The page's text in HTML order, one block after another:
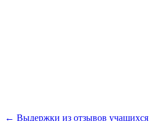
← Выдержки из отзывов